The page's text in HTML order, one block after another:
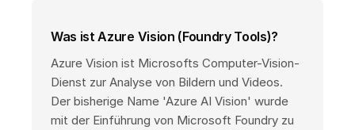
Was ist Azure Vision (Foundry Tools)?
Azure Vision ist Microsofts Computer-Vision-
Dienst zur Analyse von Bildern und Videos.
Der bisherige Name 'Azure AI Vision' wurde
mit der Einführung von Microsoft Foundry zu